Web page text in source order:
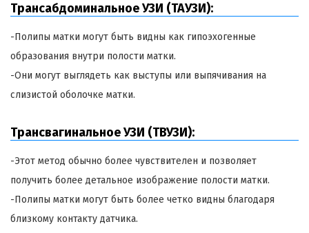
Трансабдоминальное УЗИ (ТАУЗИ):
-Полипы матки могут быть видны как гипоэхогенные
образования внутри полости матки.
-Они могут выглядеть как выступы или выпячивания на
слизистой оболочке матки.
Трансвагинальное УЗИ (ТВУЗИ):
-Этот метод обычно более чувствителен и позволяет
получить более детальное изображение полости матки.
-Полипы матки могут быть более четко видны благодаря
близкому контакту датчика.